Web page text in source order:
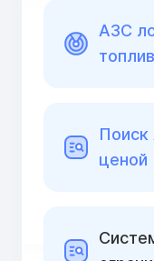
АЗС
Поиск
ценой